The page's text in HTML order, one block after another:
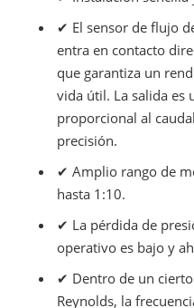
✔ El sensor de flujo
entra en contacto
que garantiza un
vida útil. La salida es
proporcional al
precisión.
✔ Amplio rango de
hasta 1:10.
✔ La pérdida de
operativo es bajo y
✔ Dentro de un
Reynolds, la